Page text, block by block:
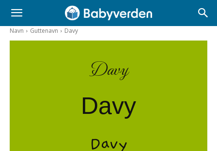
Navn Guttenavn Davy
Davy
Davy
Davy